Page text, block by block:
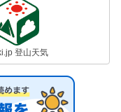
登山天気